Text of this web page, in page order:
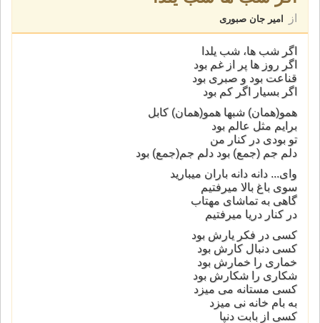
از امیر جان صبوری
اگر شب ها، شب یلدا
اگر روز ها پر از غم بود
قناعت بود و صبری بود
اگر بسیار اگر کم بود
همو(همان) شبها همو(همان) کابل
برایم مثل عالم بود
تو بودی در کنار من
دلم جم (جمع) بود دلم جم(جمع) بود
وای... دانه دانه باران میبارید
سوی باغ بالا میرفتیم
گاهی به تماشای مهتاب
در کنار دریا میرفتیم
کسی در فکر یارش بود
کسی دنبال کارش بود
خماری را خمارش بود
شکاری را شکارش بود
کسی مستانه می میزد
به بام خانه نی میزد
کسی از بابت دنیا